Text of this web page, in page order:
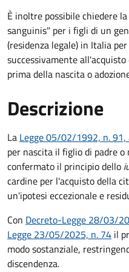
È inoltre possibile chiedere
sanguinis" per i figli di un
(residenza legale) in Italia
successivamente
prima della nascita o
Descrizione
La Legge 05/02/1992, n. 91,
per nascita il figlio di padre
confermato il principio dello
cardine per l'acquisto della
un'ipotesi eccezionale e
Con Decreto-Legge 28/03/
Legge 23/05/2025, n. 74 il
modo sostanziale,
discendenza.